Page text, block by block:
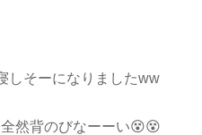
しそーになりましたww
然背のびなーーい😵😵